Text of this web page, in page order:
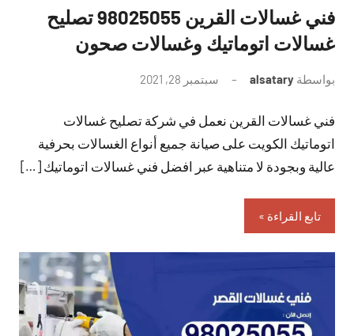
فني غسالات القرين 98025055 تصليح
غسالات اتوماتيك وغسالات صحون
بواسطة alsatary سبتمبر 28, 2021
تعليقات
فني غسالات القرين نعمل في شركة تصليح غسالات
اتوماتيك الكويت على صيانة جميع أنواع الغسالات بحرفية
عالية وبجودة لا متناهية عبر افضل فني غسالات اتوماتيك […]
تابع القراءة